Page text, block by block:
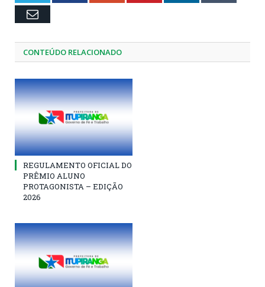
Email
CONTEÚDO RELACIONADO
REGULAMENTO OFICIAL DO
PRÊMIO ALUNO
PROTAGONISTA – EDIÇÃO
2026